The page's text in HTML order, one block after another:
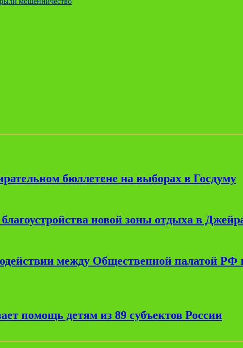
бюллетене на выборах в Госдуму
новой зоны отдыха в
между Общественной палатой
помощь детям из 89 субъектов России